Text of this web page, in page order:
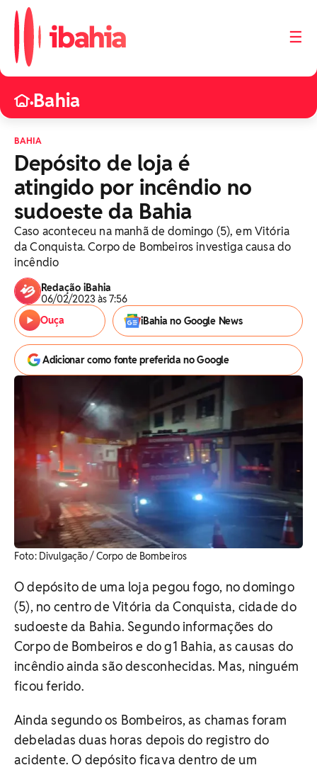
☰
•Bahia
BAHIA
Depósito de loja é
atingido por incêndio no
sudoeste da Bahia
Caso aconteceu na manhã de domingo (5), em Vitória
da Conquista. Corpo de Bombeiros investiga causa do
incêndio
Redação iBahia
06/02/2023 às 7:56
Ouça
iBahia no Google News
Adicionar como fonte preferida no Google
Foto: Divulgação / Corpo de Bombeiros
O depósito de uma loja pegou fogo, no domingo
(5), no centro de Vitória da Conquista, cidade do
sudoeste da Bahia. Segundo informações do
Corpo de Bombeiros e do g1 Bahia, as causas do
incêndio ainda são desconhecidas. Mas, ninguém
ficou ferido.
Ainda segundo os Bombeiros, as chamas foram
debeladas duas horas depois do registro do
acidente. O depósito ficava dentro de um